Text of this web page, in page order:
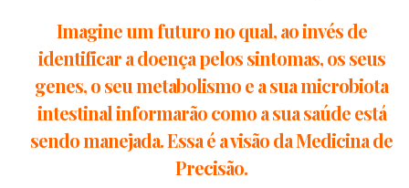
Imagine um futuro no qual, ao invés de
identificar a doença pelos sintomas, os seus
genes, o seu metabolismo e a sua microbiota
intestinal informarão como a sua saúde está
sendo manejada. Essa é a visão da Medicina de
Precisão.